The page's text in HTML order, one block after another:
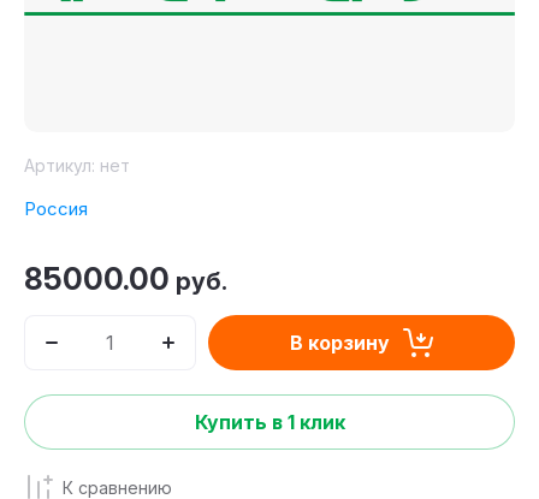
Артикул: нет
Россия
85000.00 руб.
В корзину
Купить в 1 клик
К сравнению